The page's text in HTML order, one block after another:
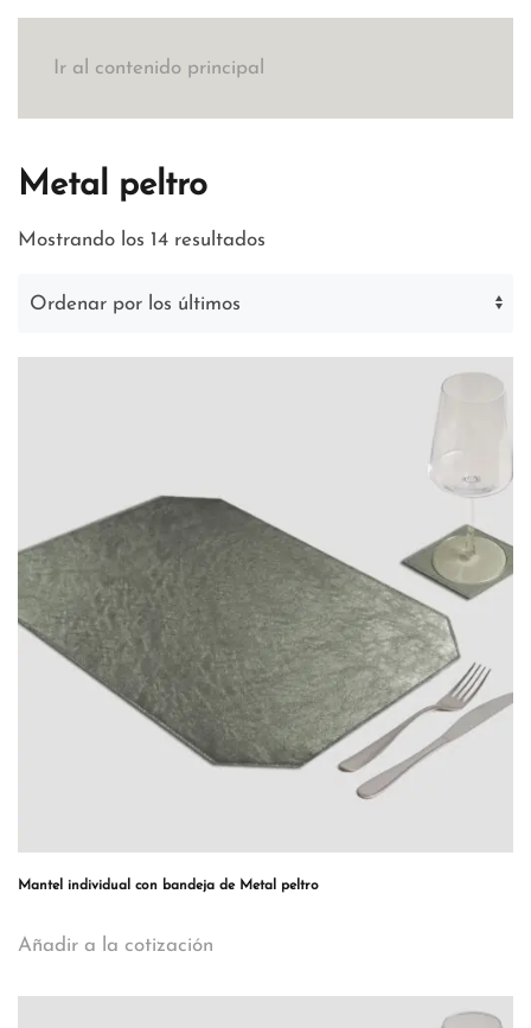
Ir al contenido principal
Metal peltro
Mostrando los 14 resultados
Mantel individual con bandeja de Metal peltro
Añadir a la cotización